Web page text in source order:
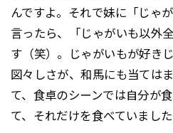
んですよ。それで妹に「じゃ
言ったら、「じゃがいも以外
す（笑）。じゃがいもが好き
図々しさが、和馬にも当ては
て、食卓のシーンでは自分が
て、それだけを食べていました